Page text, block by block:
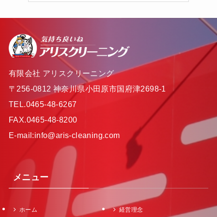
有限会社 アリスクリーニング
〒256-0812 神奈川県小田原市国府津2698-1
TEL.0465-48-6267
FAX.0465-48-8200
E-mail:info@aris-cleaning.com
メニュー
ホーム 経営理念